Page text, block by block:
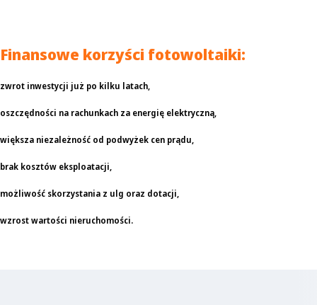
Finansowe korzyści fotowoltaiki:
zwrot inwestycji już po kilku latach,
oszczędności na rachunkach za energię elektryczną,
większa niezależność od podwyżek cen prądu,
brak kosztów eksploatacji,
możliwość skorzystania z ulg oraz dotacji,
wzrost wartości nieruchomości.